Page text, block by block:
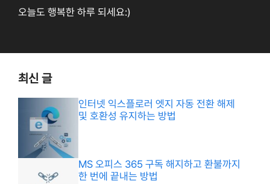
오늘도 행복한 하루 되세요:)
최신 글
인터넷 익스플로러 엣지 자동 전환 해제
및 호환성 유지하는 방법
MS 오피스 365 구독 해지하고 환불까지
한 번에 끝내는 방법